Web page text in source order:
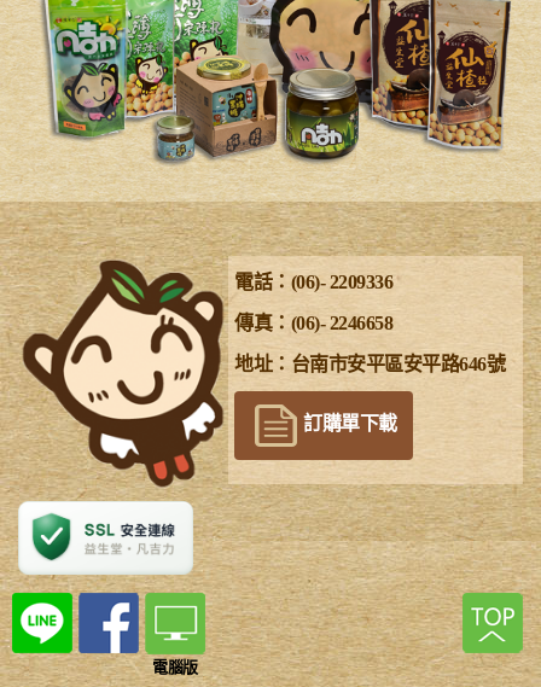
電話：(06)- 2209336
傳真：(06)- 2246658
地址：台南市安平區安平路646號
訂購單下載
電腦版